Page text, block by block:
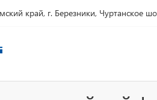
край, г. Березники, Чуртанское